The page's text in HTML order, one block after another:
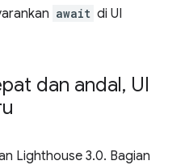
await di UI
dan andal, UI
Lighthouse 3.0. Bagian